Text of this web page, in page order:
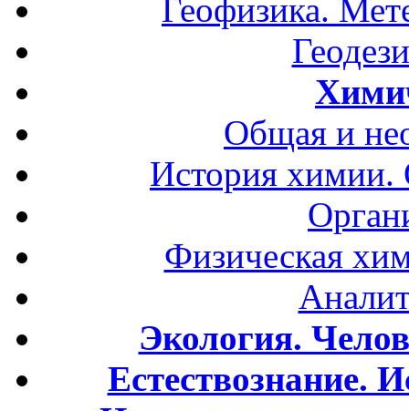
Геофизика.
Общая и
История
Физическая
Экология.
Естествознание.